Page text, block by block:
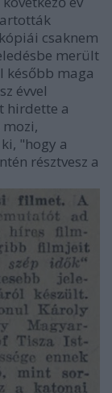
csaknem
merült
később maga
évvel
hirdette a
"hogy a
résztvesz a